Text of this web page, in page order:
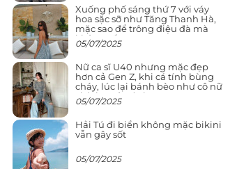
Xuống phố sáng thứ 7 với váy
hoa sặc sỡ như Tăng Thanh Hà,
mặc sao để trông điệu đà mà
không sến
05/07/2025
Nữ ca sĩ U40 nhưng mặc đẹp
hơn cả Gen Z, khi cá tính bùng
cháy, lúc lại bánh bèo như cô nữ
chính ngôn tình
05/07/2025
Hải Tú đi biển không mặc bikini
vẫn gây sốt
05/07/2025